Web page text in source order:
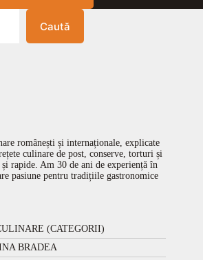
Caută
românești și internaționale, explicate
culinare de post, conserve, torturi și
rapide. Am 30 de ani de experiență în
pasiune pentru tradițiile gastronomice
(CATEGORII)
BRADEA